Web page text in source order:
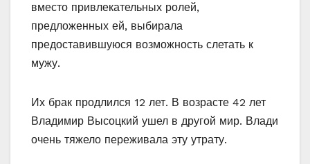
вместо привлекательных ролей,
предложенных ей, выбирала
предоставившуюся возможность слетать к
мужу.
Их брак продлился 12 лет. В возрасте 42 лет
Владимир Высоцкий ушел в другой мир. Влади
очень тяжело переживала эту утрату.